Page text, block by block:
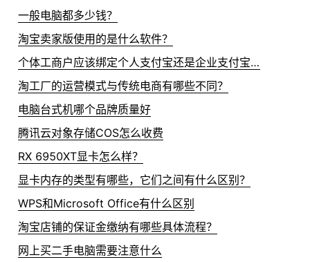
一般电脑都多少钱？
淘宝卖家版使用的是什么软件？
个体工商户应该绑定个人支付宝还是企业支付宝？
淘工厂的运营模式与传统电商有哪些不同？
电脑台式机哪个品牌质量好
腾讯云对象存储COS怎么收费
RX 6950XT显卡怎么样？
显卡内存的类型有哪些，它们之间有什么区别？
WPS和Microsoft Office有什么区别
淘宝店铺的保证金缴纳有哪些具体流程？
网上买二手电脑需要注意什么